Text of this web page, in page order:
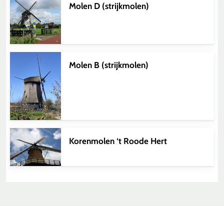
Molen D (strijkmolen)
Molen B (strijkmolen)
Korenmolen ‘t Roode Hert